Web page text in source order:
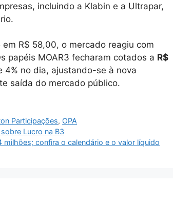
incluindo a Klabin e a Ultrapar,
R$ 58,00, o mercado reagiu com
papéis MOAR3 fecharam cotados a R$
4% no dia, ajustando-se à nova
saída do mercado público.
Participações, OPA
Lucro na B3
milhões; confira o calendário e o valor líquido